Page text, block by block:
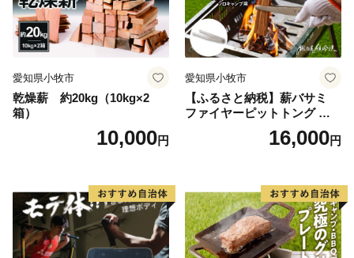
愛知県小牧市
乾燥薪 約20kg（10kg×2
箱）
10,000円
愛知県小牧市
【ふるさと納税】薪バサミ
ファイヤーピットトング ソ
ロキャンプ用 コンパクト ス
テンレス材 軽量 アウトドア
い 繰り返し使える 日本製 安
心 鍛冶屋の頓珍漢 愛知県 送
料無料
16,000円